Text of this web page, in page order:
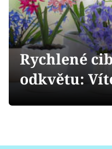
Přihlášení
Sledujte nás
Rychlené
odkvětu: